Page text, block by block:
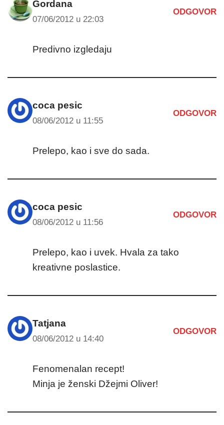
Gordana
07/06/2012 u 22:03
ODGOVOR
Predivno izgledaju
coca pesic
08/06/2012 u 11:55
ODGOVOR
Prelepo, kao i sve do sada.
coca pesic
08/06/2012 u 11:56
ODGOVOR
Prelepo, kao i uvek. Hvala za tako
kreativne poslastice.
Tatjana
08/06/2012 u 14:40
ODGOVOR
Fenomenalan recept!
Minja je ženski Džejmi Oliver!